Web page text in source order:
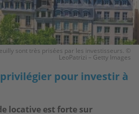
sont très prisées par les investisseurs. ©
LeoPatrizi – Getty Images
pour investir à
locative est forte sur